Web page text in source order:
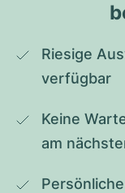
Riesige
verfügbar
Keine
am